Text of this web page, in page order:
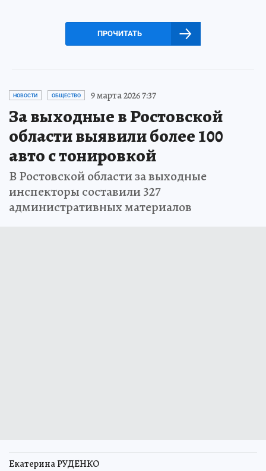
ПРОЧИТАТЬ
НОВОСТИ ОБЩЕСТВО 9 марта 2026 7:37
За выходные в Ростовской
области выявили более 100
авто с тонировкой
В Ростовской области за выходные
инспекторы составили 327
административных материалов
Екатерина РУДЕНКО